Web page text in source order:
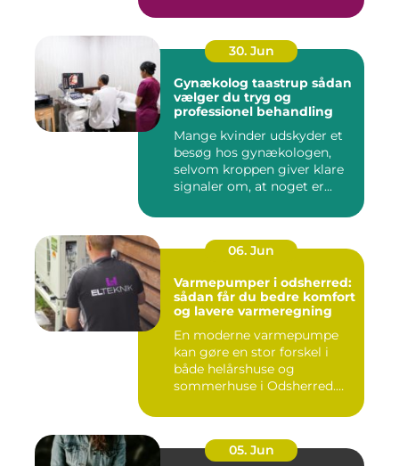
30. Jun
Gynækolog taastrup sådan
vælger du tryg og
professionel behandling
Mange kvinder udskyder et
besøg hos gynækologen,
selvom kroppen giver klare
signaler om, at noget er...
06. Jun
Varmepumper i odsherred:
sådan får du bedre komfort
og lavere varmeregning
En moderne varmepumpe
kan gøre en stor forskel i
både helårshuse og
sommerhuse i Odsherred.
05. Jun